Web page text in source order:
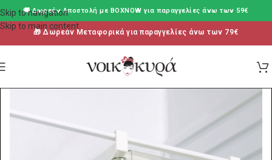
Skip to navigation
Skip to main content
🚚 Δωρεάν Aποστολή με BOXNOW για παραγγελίες άνω των 59€
🎁 Δωρεάν Μεταφορικά για παραγγελίες άνω των 79€